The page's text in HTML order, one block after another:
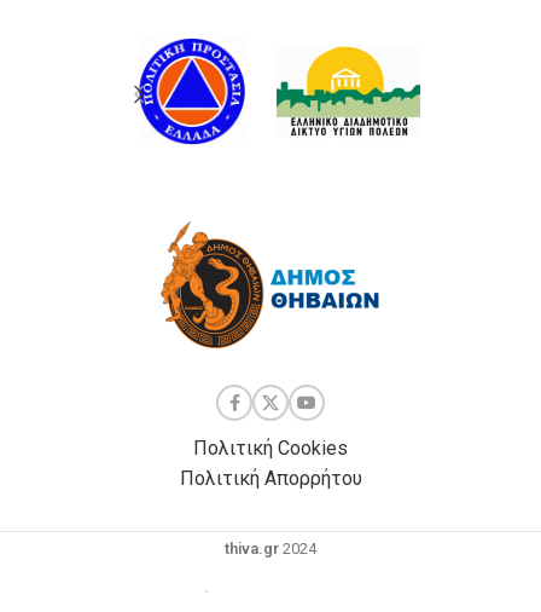
Πολιτική Cookies
Πολιτική Απορρήτου
thiva.gr 2024